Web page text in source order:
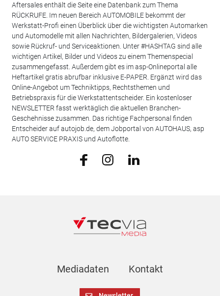
Aftersales enthält die Seite eine Datenbank zum Thema
RÜCKRUFE. Im neuen Bereich AUTOMOBILE bekommt der
Werkstatt-Profi einen Überblick über die wichtigsten Automarken
und Automodelle mit allen Nachrichten, Bildergalerien, Videos
sowie Rückruf- und Serviceaktionen. Unter #HASHTAG sind alle
wichtigen Artikel, Bilder und Videos zu einem Themenspecial
zusammengefasst. Außerdem gibt es im asp-Onlineportal alle
Heftartikel gratis abrufbar inklusive E-PAPER. Ergänzt wird das
Online-Angebot um Techniktipps, Rechtsthemen und
Betriebspraxis für die Werkstattentscheider. Ein kostenloser
NEWSLETTER fasst werktäglich die aktuellen Branchen-
Geschehnisse zusammen. Das richtige Fachpersonal finden
Entscheider auf autojob.de, dem Jobportal von AUTOHAUS, asp
AUTO SERVICE PRAXIS und Autoflotte.
Mediadaten Kontakt